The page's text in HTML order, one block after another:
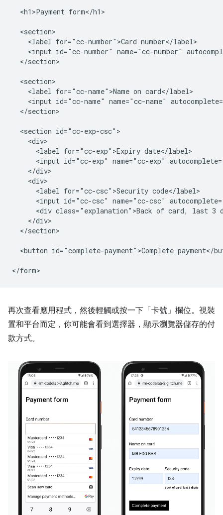
  <h1>Payment form</h1>
  <section>
    <label for="cc-number">Card number</label>
<input id="cc-number" name="cc-number"
  </section>
  <section>
    <label for="cc-name">Name on card</label>
<input id="cc-name" name="cc-name"
  </section>
  <section id="cc-exp-csc">
    <div>
      <label for="cc-exp">Expiry date</label>
<input id="cc-exp" name="cc-exp"
    </div>
    <div>
      <label for="cc-csc">Security code</label>
<input id="cc-csc" name="cc-csc"
<div class="explanation">Back of card, last 3
    </div>
  </section>
<button id="complete-payment">Complete payment</
再次查看應用程式，然後輕觸或按一下「卡號」 欄位。視裝
置和平台而定，你可能會看到選擇器，顯示瀏覽器儲存的付
款方式。